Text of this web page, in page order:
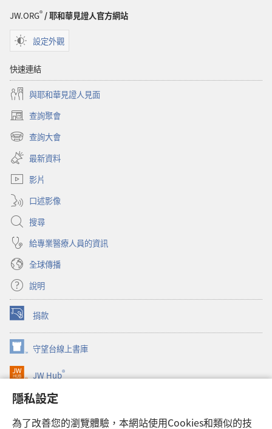
隱私設定
為了改善您的瀏覽體驗，本網站使用Cookies和類似的技
4
JW.ORG®/ 耶和華見證人官方網站
設定外觀
快速連結
與耶和華見證人見面
查詢聚會
（開
啟
新
視
窗）
查詢大會
（開
啟
新
視
最新資料
影片
口述影像
搜尋
給專業醫療人員的資訊
全球傳播
說明
捐款
（開
啟
新
視
窗）
守望台線上書庫
（開
啟
新
窗）
JW Hub®
（開
啟
新
JW Library®